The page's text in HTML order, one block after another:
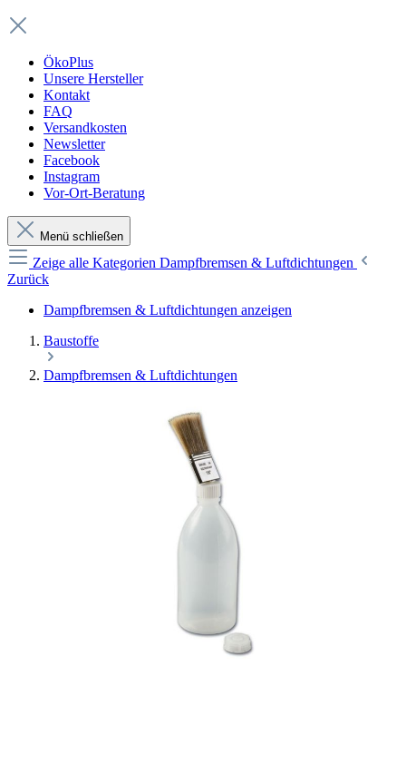
ÖkoPlus
Unsere Hersteller
Kontakt
FAQ
Versandkosten
Newsletter
Facebook
Instagram
Vor-Ort-Beratung
Menü schließen
Zeige alle Kategorien Dampfbremsen & Luftdichtungen
Zurück
Dampfbremsen & Luftdichtungen anzeigen
Baustoffe
Dampfbremsen & Luftdichtungen